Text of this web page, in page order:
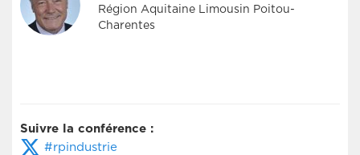
Région Aquitaine Limousin Poitou-
Charentes
Suivre la conférence :
#rpindustrie